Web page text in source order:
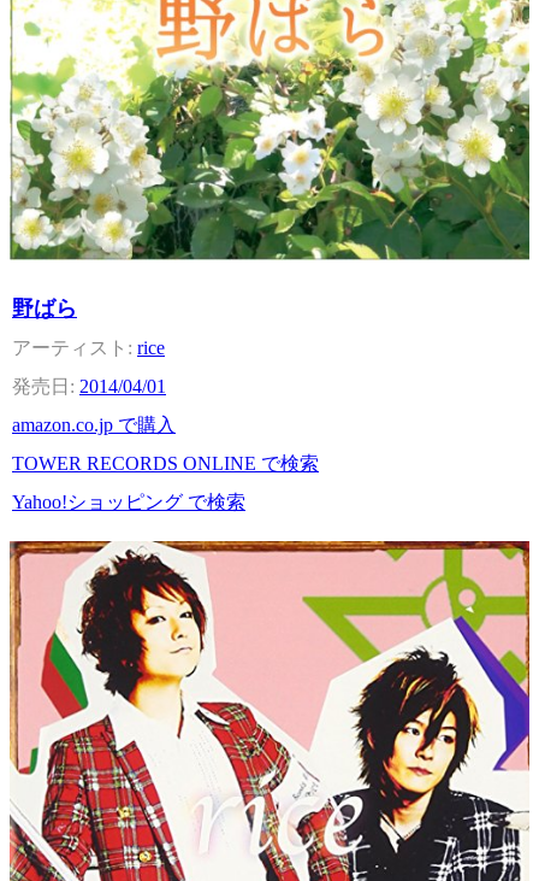
野ばら
rice
2014/04/01
amazon.co.jp で購入
TOWER RECORDS ONLINE で検索
Yahoo!ショッピング で検索